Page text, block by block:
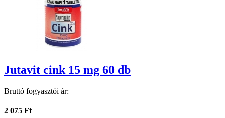
Jutavit cink 15 mg 60 db
Bruttó fogyasztói ár:
2 075 Ft